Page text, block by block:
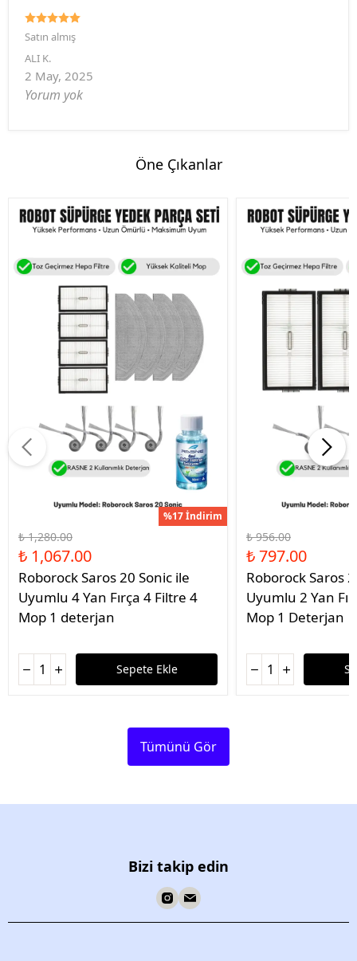
Satın almış
ALI K.
2 May, 2025
Yorum yok
Öne Çıkanlar
%17 İndirim
₺ 1,280.00
₺ 1,067.00
Roborock Saros 20 Sonic ile
Uyumlu 4 Yan Fırça 4 Filtre 4
Mop 1 deterjan
Sepete Ekle
₺ 956.00
₺ 797.00
Roborock Saros
Uyumlu 2 Yan
Mop 1 Deterjan
Tümünü Gör
Bizi takip edin